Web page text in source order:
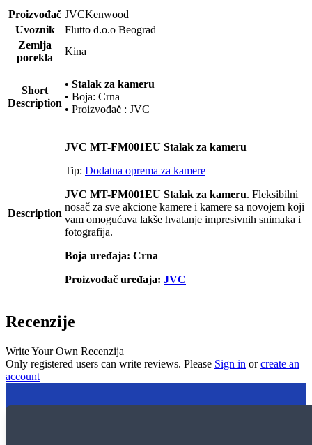
Proizvođač JVCKenwood
Uvoznik
Flutto d.o.o Beograd
Zemlja
porekla
Kina
Short
Description
• Stalak za kameru
• Boja: Crna
• Proizvođač : JVC
Description
JVC MT-FM001EU Stalak za kameru
Tip: Dodatna oprema za kamere
JVC MT-FM001EU Stalak za kameru. Fleksibilni
nosač za sve akcione kamere i kamere sa novojem koji
vam omogućava lakše hvatanje impresivnih snimaka i
fotografija.
Boja uređaja: Crna
Proizvođač uređaja: JVC
Recenzije
Write Your Own Recenzija
Only registered users can write reviews. Please Sign in orcreate an
account